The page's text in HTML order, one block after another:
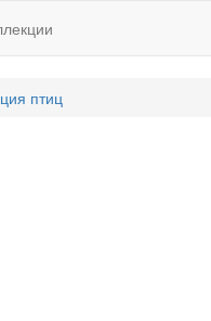
птиц